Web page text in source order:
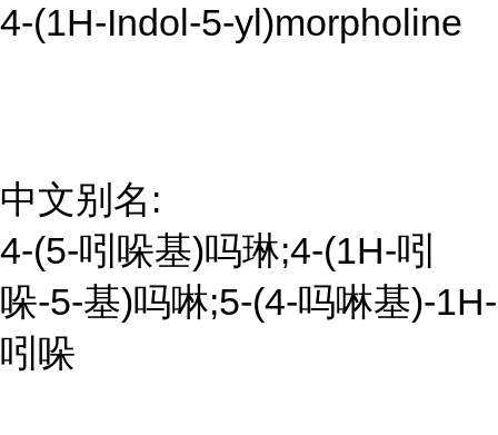
4-(1H-Indol-5-yl)morpholine
中文别名:
4-(5-吲哚基)吗琳;4-(1H-吲
哚-5-基)吗啉;5-(4-吗啉基)-1H-
吲哚